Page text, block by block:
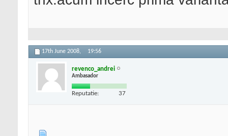
17th June 2008, 19:56
revenco_andrei
Ambasador
Reputatie: 37